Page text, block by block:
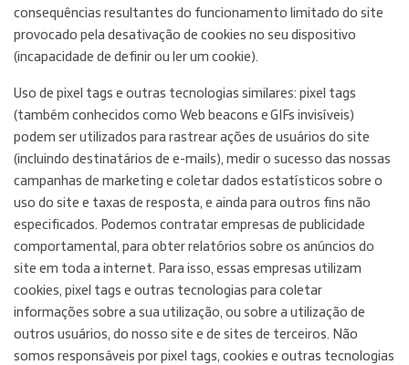
consequências resultantes do funcionamento limitado do site
provocado pela desativação de cookies no seu dispositivo
(incapacidade de definir ou ler um cookie).
Uso de pixel tags e outras tecnologias similares: pixel tags
(também conhecidos como Web beacons e GIFs invisíveis)
podem ser utilizados para rastrear ações de usuários do site
(incluindo destinatários de e-mails), medir o sucesso das nossas
campanhas de marketing e coletar dados estatísticos sobre o
uso do site e taxas de resposta, e ainda para outros fins não
especificados. Podemos contratar empresas de publicidade
comportamental, para obter relatórios sobre os anúncios do
site em toda a internet. Para isso, essas empresas utilizam
cookies, pixel tags e outras tecnologias para coletar
informações sobre a sua utilização, ou sobre a utilização de
outros usuários, do nosso site e de sites de terceiros. Não
somos responsáveis por pixel tags, cookies e outras tecnologias